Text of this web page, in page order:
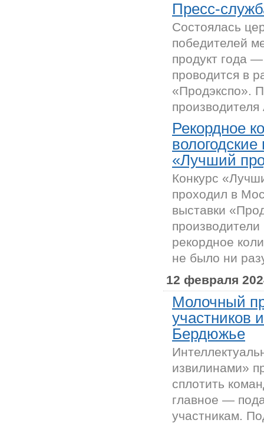
Пресс-
Состоялась
победителей
продукт года
проводится в
«Продэкспо».
Рекордное
«Лучший
Конкурс
проходил в
выставки
рекордное
не было ни
12 февраля
Молочный
участников
Бердюжье
извилинами»
сплотить
главное —
участникам.